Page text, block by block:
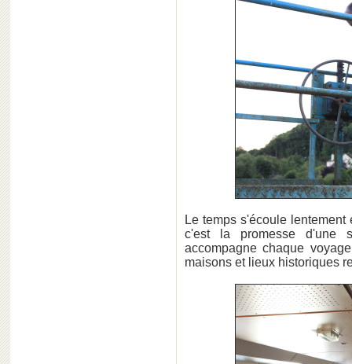
Le temps s'écoule
c'est la promesse d'une
accompagne chaque
maisons et lieux historiques